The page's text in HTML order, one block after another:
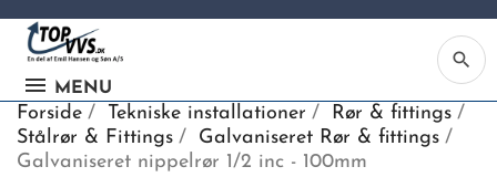
MENU
search
Forside Tekniske installationer
Rør & fittings
Stålrør & Fittings
Galvaniseret Rør & fittings
Galvaniseret nippelrør 1/2 inc - 100mm